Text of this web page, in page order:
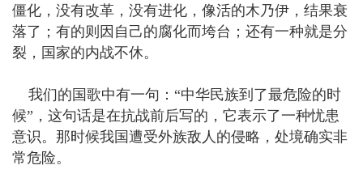
僵化，没有改革，没有进化，像活的木乃伊，结果衰
落了；有的则因自己的腐化而垮台；还有一种就是分
裂，国家的内战不休。
我们的国歌中有一句：“中华民族到了最危险的时
候”，这句话是在抗战前后写的，它表示了一种忧患
意识。那时候我国遭受外族敌人的侵略，处境确实非
常危险。